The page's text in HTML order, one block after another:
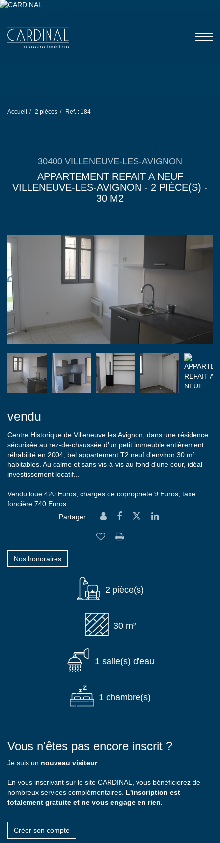
Accueil 2 pièces Ref. : 184
30400 VILLENEUVE-LES-AVIGNON
APPARTEMENT REFAIT A NEUF
VILLENEUVE-LES-AVIGNON - 2 PIÈCE(S) -
30 M2
vendu
Centre Historique de Villeneuve les Avignon, dans une résidence
sécurisée au rez-de-chaussée d'un petit immeuble entièrement
réhabilité en 2004, bel appartement T2 neuf d'environ 30 m²
habitables. Au calme et sans vis-à-vis au fond d'une cour, idéal
investissement locatif...
Vendu loué 420 Euros, charges de copropriété 9 Euros, taxe
foncière 740 Euros.
Partager :
Nos honoraires
2 pièce(s)
30 m²
1 salle(s) d'eau
1 chambre(s)
Vous n'êtes pas encore inscrit ?
Je suis un nouveau visiteur.
En vous inscrivant sur le site CARDINAL, vous bénéficierez de
nombreux services complémentaires. L'inscription est
totalement gratuite et ne vous engage en rien.
Créer son compte